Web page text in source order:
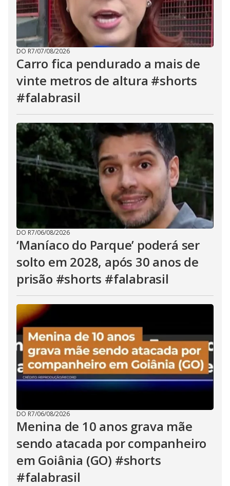
DO R7/07/08/2026
Carro fica pendurado a mais de
vinte metros de altura #shorts
#falabrasil
DO R7/06/08/2026
‘Maníaco do Parque’ poderá ser
solto em 2028, após 30 anos de
prisão #shorts #falabrasil
DO R7/06/08/2026
Menina de 10 anos grava mãe
sendo atacada por companheiro
em Goiânia (GO) #shorts
#falabrasil